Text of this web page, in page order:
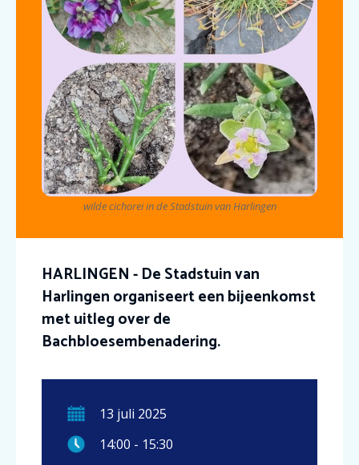
wilde cichorei in de Stadstuin van Harlingen
HARLINGEN - De Stadstuin van
Harlingen organiseert een bijeenkomst
met uitleg over de
Bachbloesembenadering.
13 juli 2025
14:00 - 15:30